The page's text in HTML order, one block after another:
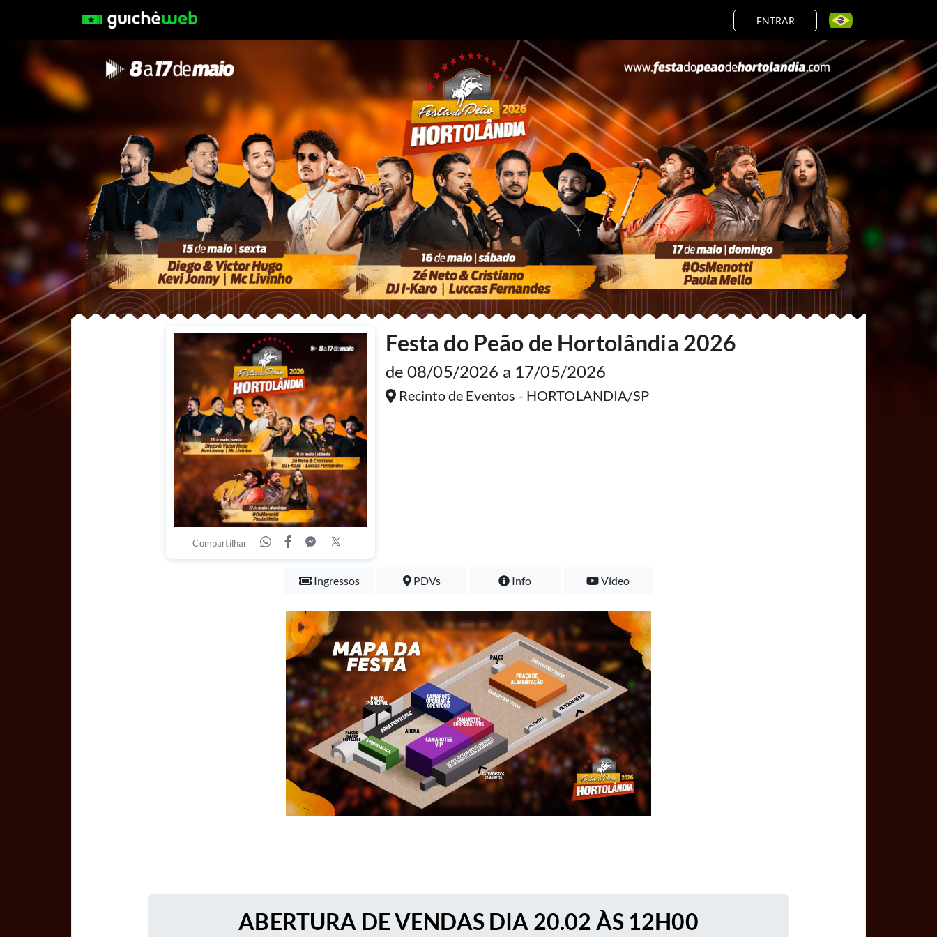
ENTRAR
Compartilhar
Festa do Peão de Hortolândia 2026
de 08/05/2026 a 17/05/2026
Recinto de Eventos - HORTOLANDIA/SP
Ingressos PDVs Info Vídeo
ABERTURA DE VENDAS DIA 20.02 ÀS 12H00